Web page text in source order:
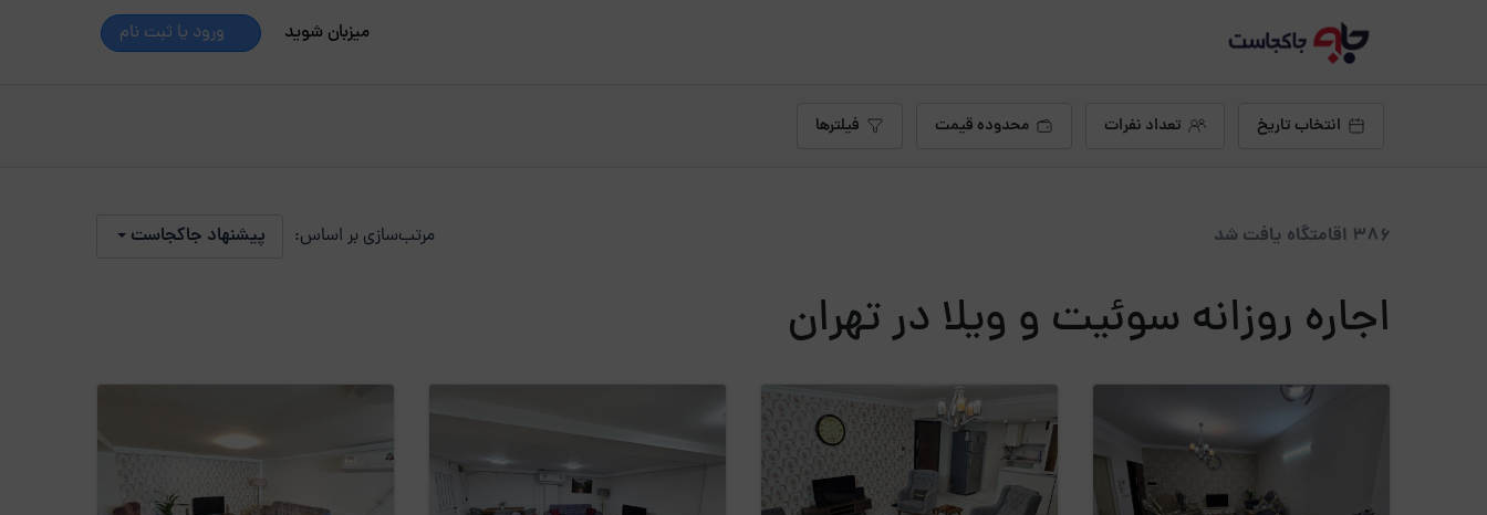
میزبان شوید ورود یا ثبت نام
انتخاب تاریخ تعداد نفرات محدوده قیمت فیلترها
386 اقامتگاه یافت شد مرتب‌سازی بر اساس: پیشنهاد جاکجاست
اجاره روزانه سوئیت و ویلا در تهران